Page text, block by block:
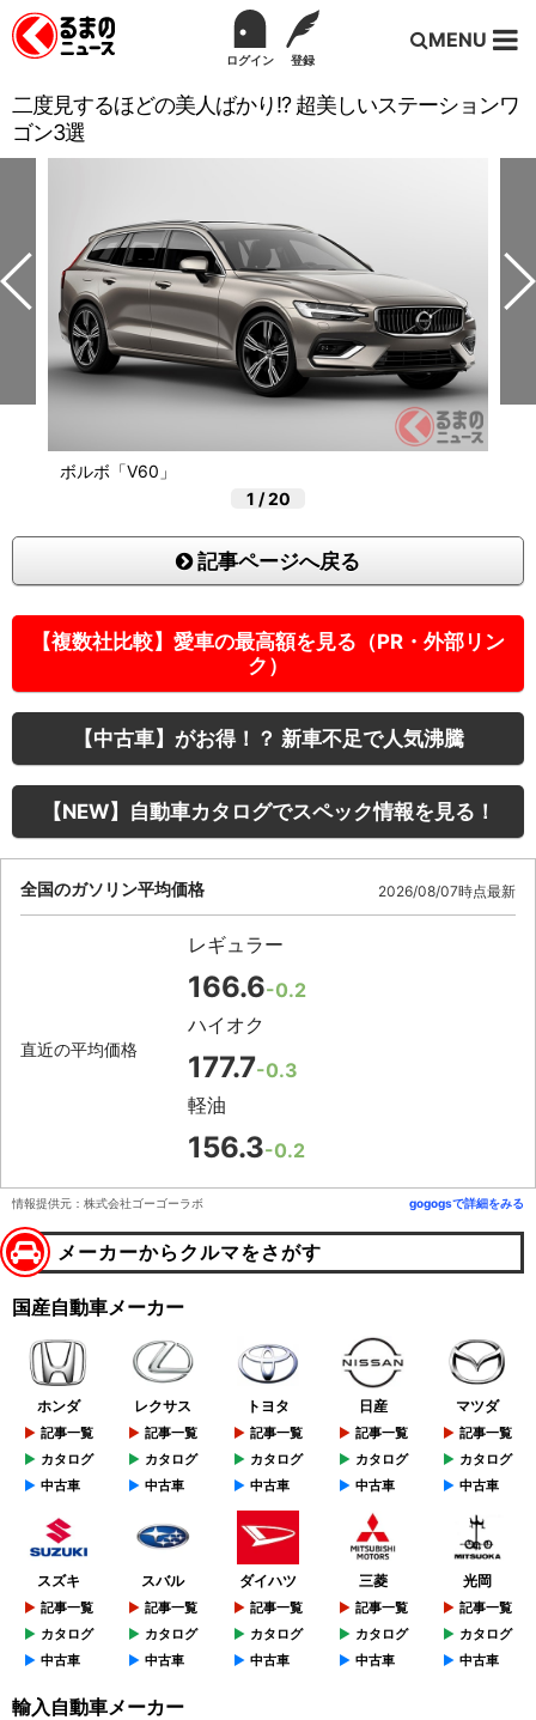
ログイン 登録
MENU
二度見するほどの美人ばかり!? 超美しいステーションワ
ゴン3選
ボルボ「V60」
1 /20
記事ページへ戻る
【複数社比較】愛車の最高額を見る（PR・外部リン
ク）
【中古車】がお得！？ 新車不足で人気沸騰
【NEW】自動車カタログでスペック情報を見る！
全国のガソリン平均価格 2026/08/07時点最新
直近の平均価格
レギュラー
166.6-0.2
ハイオク
177.7-0.3
軽油
156.3-0.2
情報提供元：株式会社ゴーゴーラボ gogogsで詳細をみる
メーカーからクルマをさがす
国産自動車メーカー
ホンダ
記事一覧
カタログ
中古車
レクサス
記事一覧
カタログ
中古車
トヨタ
記事一覧
カタログ
中古車
日産
記事一覧
カタログ
中古車
マツダ
記事一覧
カタログ
中古車
スズキ
記事一覧
カタログ
中古車
スバル
記事一覧
カタログ
中古車
ダイハツ
記事一覧
カタログ
中古車
三菱
記事一覧
カタログ
中古車
光岡
記事一覧
カタログ
中古車
輸入自動車メーカー